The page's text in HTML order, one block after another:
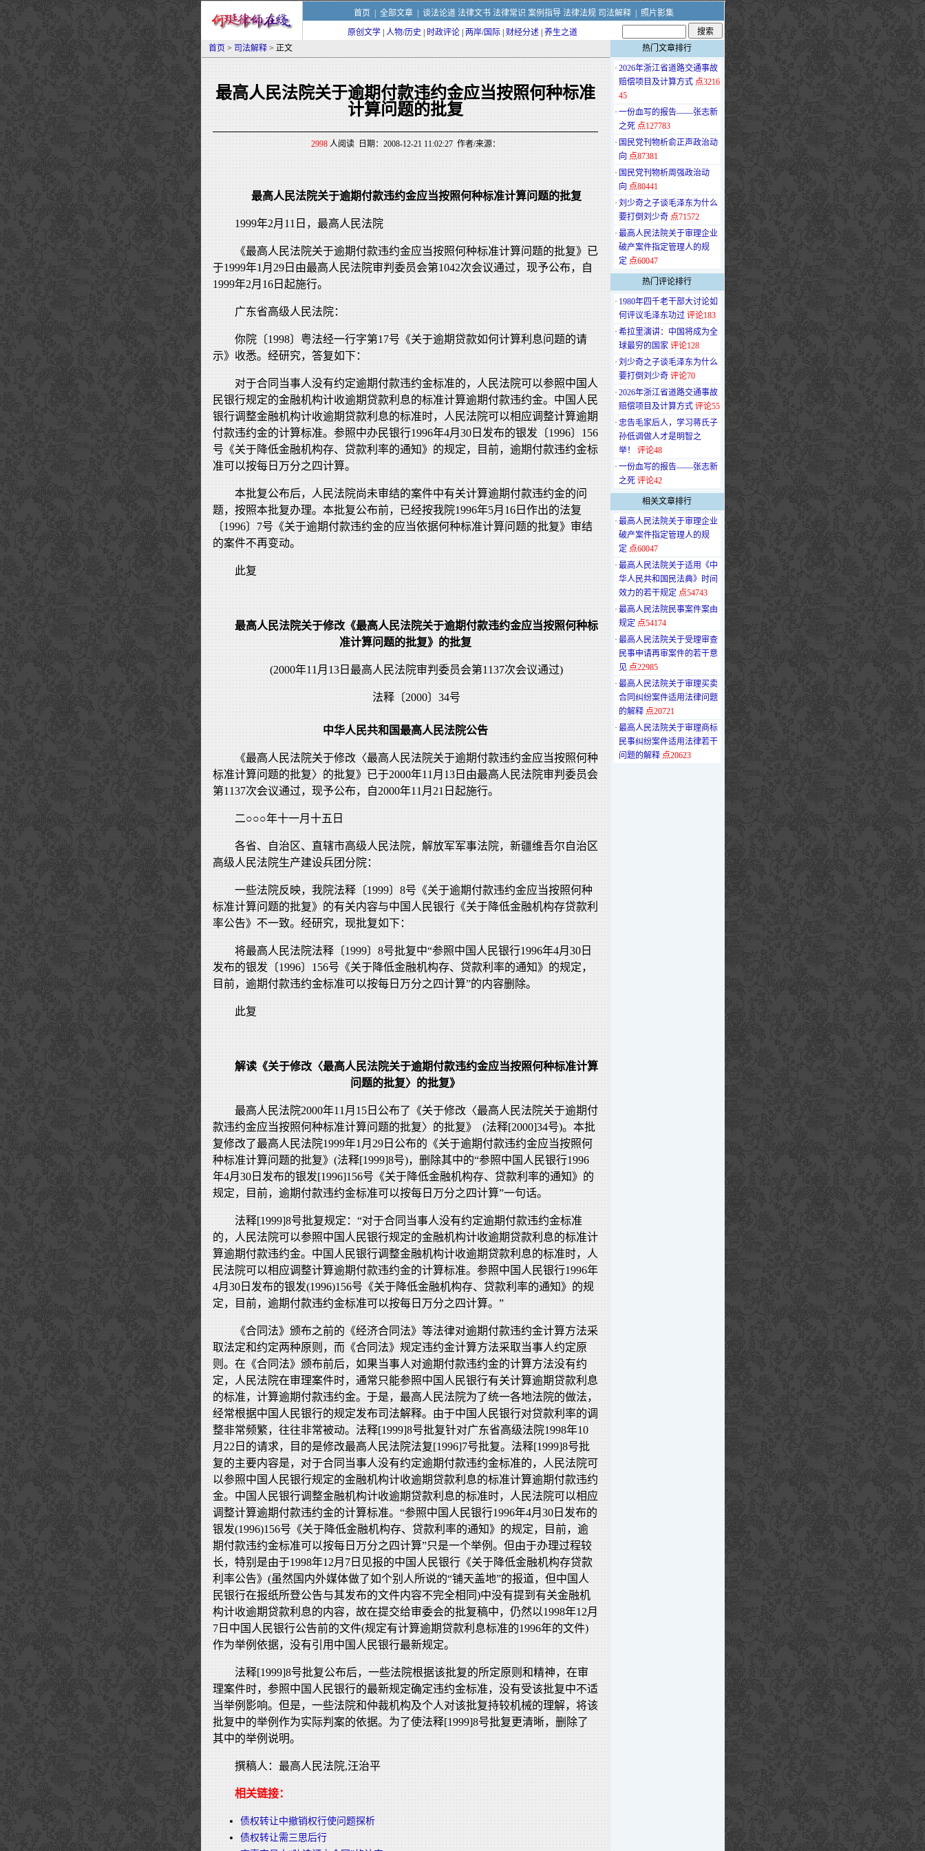
首页 全部文章| 谈法论道 法律文书 法律常识 案例指导 法律法规 司法解释|
照片影集
原创文学 人物/历史 时政评论 两岸/国际 财经分述 养生之道
首页 > 司法解释> 正文
最高人民法院关于逾期付款违约金应当按照何种标准
计算问题的批复
2998人阅读 日期：2008-12-21 11:02:27 作者/来源：
最高人民法院关于逾期付款违约金应当按照何种标准计算问题的批复
1999年2月11日，最高人民法院
《最高人民法院关于逾期付款违约金应当按照何种标准计算问题的批复》已
于1999年1月29日由最高人民法院审判委员会第1042次会议通过，现予公布，自
1999年2月16日起施行。
广东省高级人民法院：
你院〔1998〕粤法经一行字第17号《关于逾期贷款如何计算利息问题的请
示》收悉。经研究，答复如下：
对于合同当事人没有约定逾期付款违约金标准的，人民法院可以参照中国人
民银行规定的金融机构计收逾期贷款利息的标准计算逾期付款违约金。中国人民
银行调整金融机构计收逾期贷款利息的标准时，人民法院可以相应调整计算逾期
付款违约金的计算标准。参照中办民银行1996年4月30日发布的银发〔1996〕156
号《关于降低金融机构存、贷款利率的通知》的规定，目前，逾期付款违约金标
准可以按每日万分之四计算。
本批复公布后，人民法院尚未审结的案件中有关计算逾期付款违约金的问
题，按照本批复办理。本批复公布前，已经按我院1996年5月16日作出的法复
〔1996〕7号《关于逾期付款违约金的应当依据何种标准计算问题的批复》审结
的案件不再变动。
此复
最高人民法院关于修改《最高人民法院关于逾期付款违约金应当按照何种标
准计算问题的批复》的批复
(2000年11月13日最高人民法院审判委员会第1137次会议通过)
法释〔2000〕34号
中华人民共和国最高人民法院公告
《最高人民法院关于修改〈最高人民法院关于逾期付款违约金应当按照何种
标准计算问题的批复〉的批复》已于2000年11月13日由最高人民法院审判委员会
第1137次会议通过，现予公布，自2000年11月21日起施行。
二○○○年十一月十五日
各省、自治区、直辖市高级人民法院，解放军军事法院，新疆维吾尔自治区
高级人民法院生产建设兵团分院：
一些法院反映，我院法释〔1999〕8号《关于逾期付款违约金应当按照何种
标准计算问题的批复》的有关内容与中国人民银行《关于降低金融机构存贷款利
率公告》不一致。经研究，现批复如下：
将最高人民法院法释〔1999〕8号批复中“参照中国人民银行1996年4月30日
发布的银发〔1996〕156号《关于降低金融机构存、贷款利率的通知》的规定，
目前，逾期付款违约金标准可以按每日万分之四计算”的内容删除。
此复
解读《关于修改〈最高人民法院关于逾期付款违约金应当按照何种标准计算
问题的批复〉的批复》
最高人民法院2000年11月15日公布了《关于修改〈最高人民法院关于逾期付
款违约金应当按照何种标准计算问题的批复〉的批复》 (法释[2000]34号)。本批
复修改了最高人民法院1999年1月29日公布的《关于逾期付款违约金应当按照何
种标准计算问题的批复》(法释[1999]8号)，删除其中的“参照中国人民银行1996
年4月30日发布的银发[1996]156号《关于降低金融机构存、贷款利率的通知》的
规定，目前，逾期付款违约金标准可以按每日万分之四计算”一句话。
法释[1999]8号批复规定：“对于合同当事人没有约定逾期付款违约金标准
的，人民法院可以参照中国人民银行规定的金融机构计收逾期贷款利息的标准计
算逾期付款违约金。中国人民银行调整金融机构计收逾期贷款利息的标准时，人
民法院可以相应调整计算逾期付款违约金的计算标准。参照中国人民银行1996年
4月30日发布的银发(1996)156号《关于降低金融机构存、贷款利率的通知》的规
定，目前，逾期付款违约金标准可以按每日万分之四计算。”
《合同法》颁布之前的《经济合同法》等法律对逾期付款违约金计算方法采
取法定和约定两种原则，而《合同法》规定违约金计算方法采取当事人约定原
则。在《合同法》颁布前后，如果当事人对逾期付款违约金的计算方法没有约
定，人民法院在审理案件时，通常只能参照中国人民银行有关计算逾期贷款利息
的标准，计算逾期付款违约金。于是，最高人民法院为了统一各地法院的做法，
经常根据中国人民银行的规定发布司法解释。由于中国人民银行对贷款利率的调
整非常频繁，往往非常被动。法释[1999]8号批复针对广东省高级法院1998年10
月22日的请求，目的是修改最高人民法院法复[1996]7号批复。法释[1999]8号批
复的主要内容是，对于合同当事人没有约定逾期付款违约金标准的，人民法院可
以参照中国人民银行规定的金融机构计收逾期贷款利息的标准计算逾期付款违约
金。中国人民银行调整金融机构计收逾期贷款利息的标准时，人民法院可以相应
调整计算逾期付款违约金的计算标准。“参照中国人民银行1996年4月30日发布的
银发(1996)156号《关于降低金融机构存、贷款利率的通知》的规定，目前，逾
期付款违约金标准可以按每日万分之四计算”只是一个举例。但由于办理过程较
长，特别是由于1998年12月7日见报的中国人民银行《关于降低金融机构存贷款
利率公告》(虽然国内外媒体做了如个别人所说的“铺天盖地”的报道，但中国人
民银行在报纸所登公告与其发布的文件内容不完全相同)中没有提到有关金融机
构计收逾期贷款利息的内容，故在提交给审委会的批复稿中，仍然以1998年12月
7日中国人民银行公告前的文件(规定有计算逾期贷款利息标准的1996年的文件)
作为举例依据，没有引用中国人民银行最新规定。
法释[1999]8号批复公布后，一些法院根据该批复的所定原则和精神，在审
理案件时，参照中国人民银行的最新规定确定违约金标准，没有受该批复中不适
当举例影响。但是，一些法院和仲裁机构及个人对该批复持较机械的理解，将该
批复中的举例作为实际判案的依据。为了使法释[1999]8号批复更清晰，删除了
其中的举例说明。
撰稿人：最高人民法院,汪治平
相关链接：
债权转让中撤销权行使问题探析
债权转让需三思后行
热门文章排行
· 2026年浙江省道路交通事故
赔偿项目及计算方式 点3216
45
· 一份血写的报告——张志新
之死 点127783
· 国民党刊物析俞正声政治动
向 点87381
· 国民党刊物析周强政治动
向 点80441
· 刘少奇之子谈毛泽东为什么
要打倒刘少奇 点71572
· 最高人民法院关于审理企业
破产案件指定管理人的规
定 点60047
热门评论排行
· 1980年四千老干部大讨论如
何评议毛泽东功过 评论183
· 希拉里演讲：中国将成为全
球最穷的国家 评论128
· 刘少奇之子谈毛泽东为什么
要打倒刘少奇 评论70
· 2026年浙江省道路交通事故
赔偿项目及计算方式 评论55
· 忠告毛家后人，学习蒋氏子
孙低调做人才是明智之
举！
评论48
· 一份血写的报告——张志新
之死 评论42
相关文章排行
· 最高人民法院关于审理企业
破产案件指定管理人的规
定 点60047
· 最高人民法院关于适用《中
华人民共和国民法典》时间
效力的若干规定 点54743
· 最高人民法院民事案件案由
规定 点54174
· 最高人民法院关于受理审查
民事申请再审案件的若干意
见 点22985
· 最高人民法院关于审理买卖
合同纠纷案件适用法律问题
的解释 点20721
· 最高人民法院关于审理商标
民事纠纷案件适用法律若干
问题的解释 点20623